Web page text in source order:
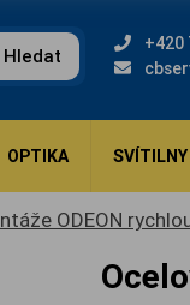
Hledat
+420
OPTIKA SVÍTILNY
ODEON
Ocelové montáže ODEON rychloupínací 30